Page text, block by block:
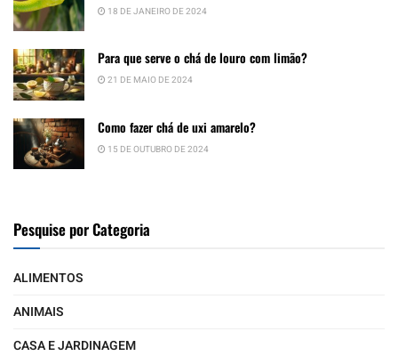
18 DE JANEIRO DE 2024
Para que serve o chá de louro com limão?
21 DE MAIO DE 2024
Como fazer chá de uxi amarelo?
15 DE OUTUBRO DE 2024
Pesquise por Categoria
ALIMENTOS
ANIMAIS
CASA E JARDINAGEM